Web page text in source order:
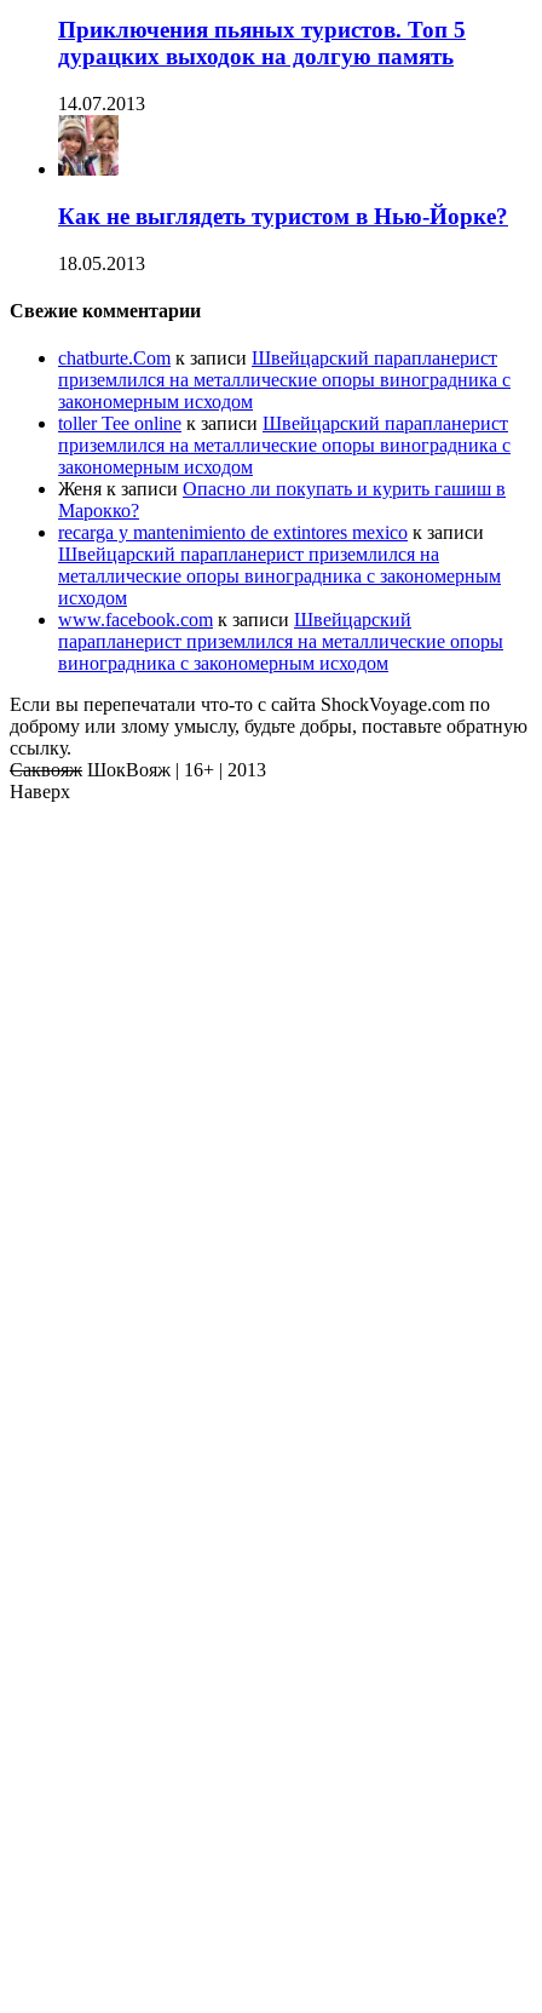
Приключения пьяных туристов. Топ 5
дурацких выходок на долгую память
14.07.2013
Как не выглядеть туристом в Нью-Йорке?
18.05.2013
Свежие комментарии
chatburte.Com к записи Швейцарский парапланерист
приземлился на металлические опоры виноградника с
закономерным исходом
toller Tee online к записи Швейцарский парапланерист
приземлился на металлические опоры виноградника с
закономерным исходом
Женя к записи Опасно ли покупать и курить гашиш в
Марокко?
recarga y mantenimiento de extintores mexico к записи
Швейцарский парапланерист приземлился на
металлические опоры виноградника с закономерным
исходом
www.facebook.com к записи Швейцарский
парапланерист приземлился на металлические опоры
виноградника с закономерным исходом
Если вы перепечатали что-то с сайта ShockVoyage.com по
доброму или злому умыслу, будьте добры, поставьте обратную
ссылку.
Саквояж ШокВояж | 16+ | 2013
Наверх